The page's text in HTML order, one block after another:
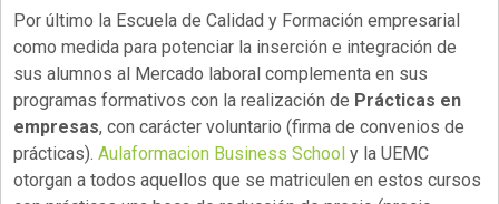
Por último la Escuela de Calidad y Formación empresarial
como medida para potenciar la inserción e integración de
sus alumnos al Mercado laboral complementa en sus
programas formativos con la realización de Prácticas en
empresas, con carácter voluntario (firma de convenios de
prácticas).Aulaformacion Business School y la UEMC
otorgan a todos aquellos que se matriculen en estos cursos